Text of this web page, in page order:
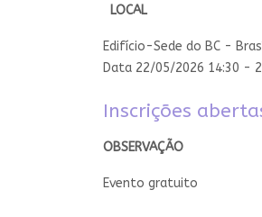
LOCAL
Edifício-Sede do BC -
Data 22/05/2026 14:30 -
Inscrições
​OBSERVAÇÃO
Evento gratuito​